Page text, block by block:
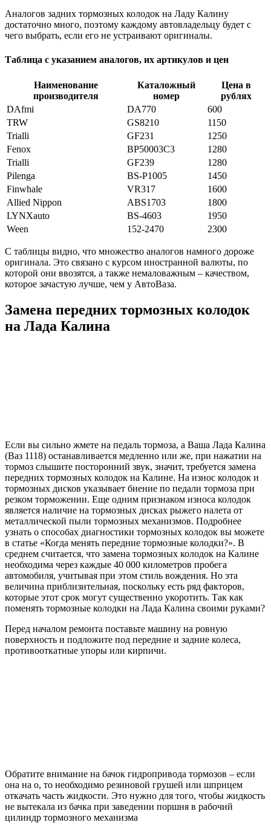
Аналогов задних тормозных колодок на Ладу Калину
достаточно много, поэтому каждому автовладельцу будет с
чего выбрать, если его не устраивают оригиналы.
Таблица с указанием аналогов, их артикулов и цен
Наименование
производителя
Каталожный
номер
Цена в
рублях
DAfmi
DA770
600
TRW
GS8210
1150
Trialli
GF231
1250
Fenox
BP50003C3
1280
Trialli
GF239
1280
Pilenga
BS-P1005
1450
Finwhale
VR317
1600
Allied Nippon
ABS1703
1800
LYNXauto
BS-4603
1950
Ween
152-2470 2300
С таблицы видно, что множество аналогов намного дороже
оригинала. Это связано с курсом иностранной валюты, по
которой они ввозятся, а также немаловажным – качеством,
которое зачастую лучше, чем у АвтоВаза.
Замена передних тормозных колодок
на Лада Калина
Если вы сильно жмете на педаль тормоза, а Ваша Лада Калина
(Ваз 1118) останавливается медленно или же, при нажатии на
тормоз слышите посторонний звук, значит, требуется замена
передних тормозных колодок на Калине. На износ колодок и
тормозных дисков указывает биение по педали тормоза при
резком торможении. Еще одним признаком износа колодок
является наличие на тормозных дисках рыжего налета от
металлической пыли тормозных механизмов. Подробнее
узнать о способах диагностики тормозных колодок вы можете
в статье «Когда менять передние тормозные колодки?». В
среднем считается, что замена тормозных колодок на Калине
необходима через каждые 40 000 километров пробега
автомобиля, учитывая при этом стиль вождения. Но эта
величина приблизительная, поскольку есть ряд факторов,
которые этот срок могут существенно укоротить. Так как
поменять тормозные колодки на Лада Калина своими руками?
Перед началом ремонта поставьте машину на ровную
поверхность и подложите под передние и задние колеса,
противооткатные упоры или кирпичи.
Обратите внимание на бачок гидропривода тормозов – если
она на о, то необходимо резиновой грушей или шприцем
откачать часть жидкости. Это нужно для того, чтобы жидкость
не вытекала из бачка при заведении поршня в рабочий
цилиндр тормозного механизма